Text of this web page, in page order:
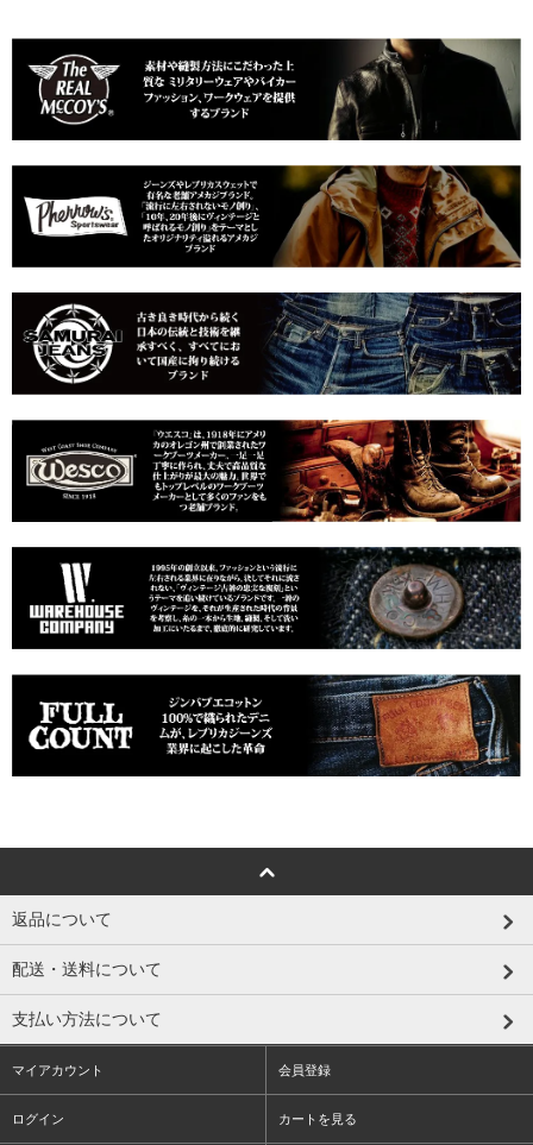
返品について
配送・送料について
支払い方法について
マイアカウント 会員登録
ログイン カートを見る